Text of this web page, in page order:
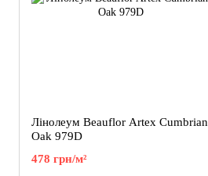
Лінолеум Beauflor Artex Cumbrian
Oak 979D
478 грн/м²